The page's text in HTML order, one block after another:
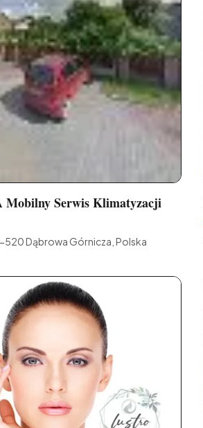
Serwis Klimatyzacji
520 Dąbrowa Górnicza, Polska